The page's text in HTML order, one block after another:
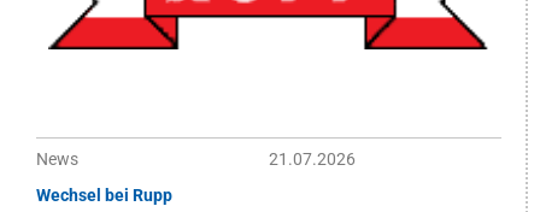
News
21.07.2026
Wechsel bei Rupp